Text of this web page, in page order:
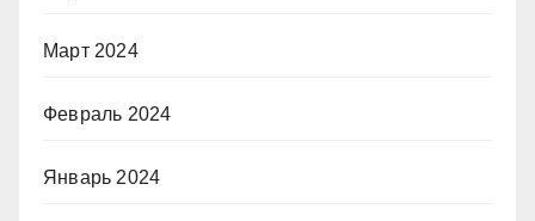
Март 2024
Февраль 2024
Январь 2024